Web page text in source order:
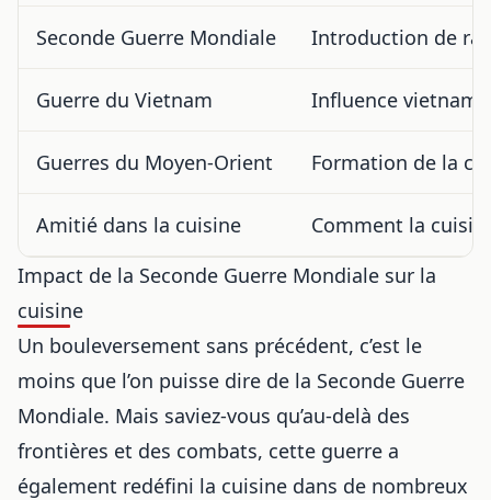
Seconde Guerre Mondiale Introduction de
Guerre du Vietnam Influence
Guerres du Moyen-Orient Formation de la
Amitié dans la cuisine
Comment la
Impact de la Seconde Guerre Mondiale sur la
cuisine
Un bouleversement sans précédent, c’est le
moins que l’on puisse dire de la Seconde Guerre
Mondiale. Mais saviez-vous qu’au-delà des
frontières et des combats, cette guerre a
également redéfini la cuisine dans de nombreux